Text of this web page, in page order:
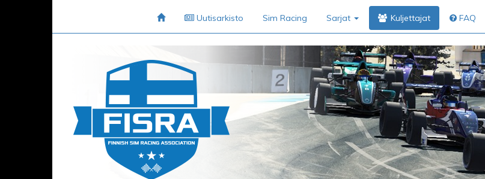
Uutisarkisto Sim Racing Sarjat Kuljettajat FAQ